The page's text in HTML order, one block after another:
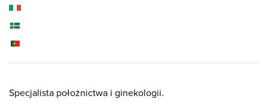
Specjalista położnictwa i ginekologii.